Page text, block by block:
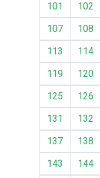
101
102
107
108
113
114
119
120
125
126
131
132
137
138
143
144